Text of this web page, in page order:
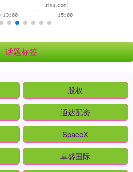
话题标签
股权
通达配资
SpaceX
卓盛国际